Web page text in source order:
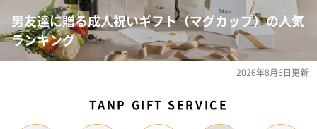
男友達に贈る成人祝いギフト（マグカップ）の人気
ランキング
2026年8月6日更新
TANP GIFT SERVICE